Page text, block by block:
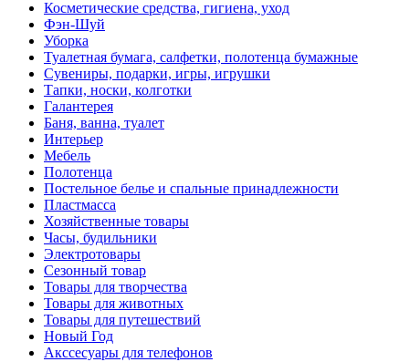
Косметические средства, гигиена, уход
Фэн-Шуй
Уборка
Туалетная бумага, салфетки, полотенца бумажные
Сувениры, подарки, игры, игрушки
Тапки, носки, колготки
Галантерея
Баня, ванна, туалет
Интерьер
Мебель
Полотенца
Постельное белье и спальные принадлежности
Пластмасса
Хозяйственные товары
Часы, будильники
Электротовары
Сезонный товар
Товары для творчества
Товары для животных
Товары для путешествий
Новый Год
Акссесуары для телефонов